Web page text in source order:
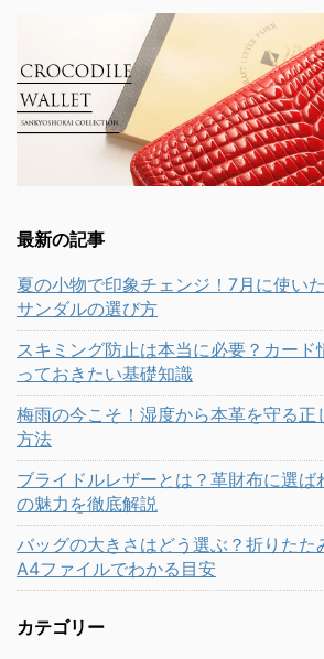
最新の記事
夏の小物で印象チェンジ！7月に使い
サンダルの選び方
スキミング防止は本当に必要？カード
っておきたい基礎知識
梅雨の今こそ！湿度から本革を守る正
方法
ブライドルレザーとは？革財布に選ば
の魅力を徹底解説
バッグの大きさはどう選ぶ？折りたた
A4ファイルでわかる目安
カテゴリー